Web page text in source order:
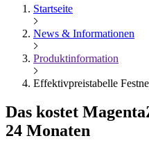
Startseite
News & Informationen
Produktinformation
Effektivpreistabelle
Das kostet Magenta
24 Monaten